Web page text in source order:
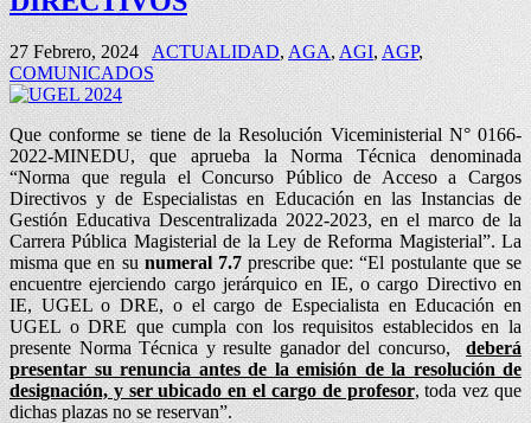
27 Febrero, 2024 ACTUALIDAD, AGA,AGI, AGP,
COMUNICADOS
Que conforme se tiene de la Resolución Viceministerial N° 0166-
2022-MINEDU, que aprueba la Norma Técnica denominada
“Norma que regula el Concurso Público de Acceso a Cargos
Directivos y de Especialistas en Educación en las Instancias de
Gestión Educativa Descentralizada 2022-2023, en el marco de la
Carrera Pública Magisterial de la Ley de Reforma Magisterial”. La
misma que en sunumeral 7.7prescribe que: “El postulante que se
encuentre ejerciendo cargo jerárquico en IE, o cargo Directivo en
IE, UGEL o DRE, o el cargo de Especialista en Educación en
UGEL o DRE que cumpla con los requisitos establecidos en la
presente Norma Técnica y resulte ganador del concurso,deberá
presentar su renuncia antes de la emisión de la resolución de
designación, y ser ubicado en el cargo de profesor, toda vez que
dichas plazas no se reservan”.